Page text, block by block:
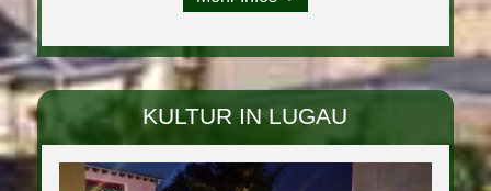
KULTUR IN LUGAU